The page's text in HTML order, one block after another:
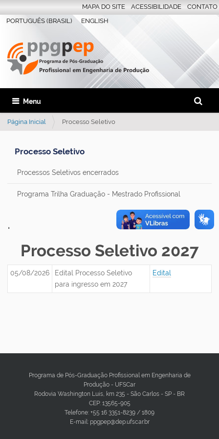
Busca
Busca
PORTUGUÊS (BRASIL) ENGLISH
MAPA DO SITE ACESSIBILIDADE CONTATO
Toggle navigation
Página Inicial Processo Seletivo
Processo Seletivo
Processos Seletivos encerrados
Programa Trilha Graduação - Mestrado Profissional
.
Processo Seletivo 2027
05/08/2026
Edital Processo Seletivo
para ingresso em 2027
Edital
Programa de Pós-Graduação Profissional em Engenharia de
Produção - UFSCar
Rodovia Washington Luis, km 235 - São Carlos - SP - BR
CEP: 13565-905
Telefone: +55 16 3351-8239 / 1809
E-mail: ppgpep@dep.ufscar.br